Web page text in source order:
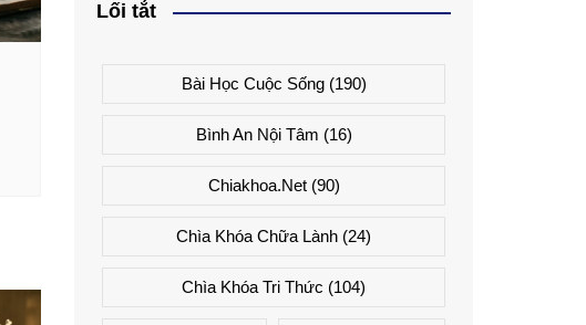
Lối tắt
Bài Học Cuộc Sống(190)
Bình An Nội Tâm (16)
Chiakhoa.net(90)
Chìa Khóa Chữa Lành (24)
Chìa Khóa Tri Thức (104)